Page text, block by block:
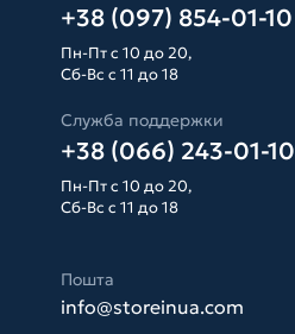
+38 (097) 854-01-10
Пн-Пт с 10 до 20,
Сб-Вс с 11 до 18
Служба поддержки
+38 (066) 243-01-10
Пн-Пт с 10 до 20,
Сб-Вс с 11 до 18
Пошта
info@storeinua.com